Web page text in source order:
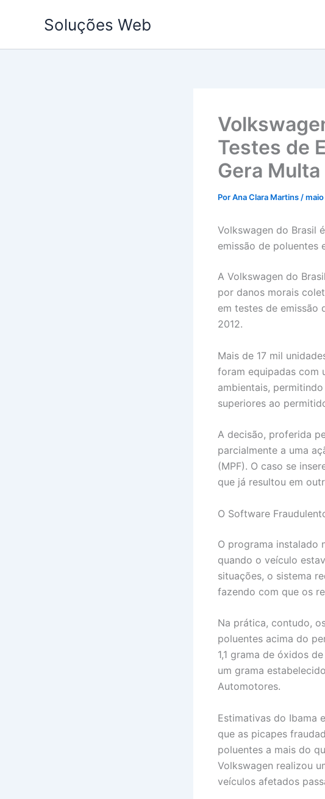
Soluções Web
Testes de
Gera
PorAna Clara Martins /
Volkswagen do Brasil
emissão de poluentes
A Volkswagen do
por danos morais
em testes de emissão
2012.
Mais de 17 mil
foram equipadas com
ambientais,
superiores ao
A decisão, proferida
parcialmente a uma
(MPF). O caso se
que já resultou em
O Software
O programa instalado
quando o veículo
situações, o sistema
fazendo com que os
Na prática, contudo,
poluentes acima do
1,1 grama de óxidos
um grama
Automotores.
Estimativas do Ibama
que as picapes
poluentes a mais do
Volkswagen realizou
veículos afetados